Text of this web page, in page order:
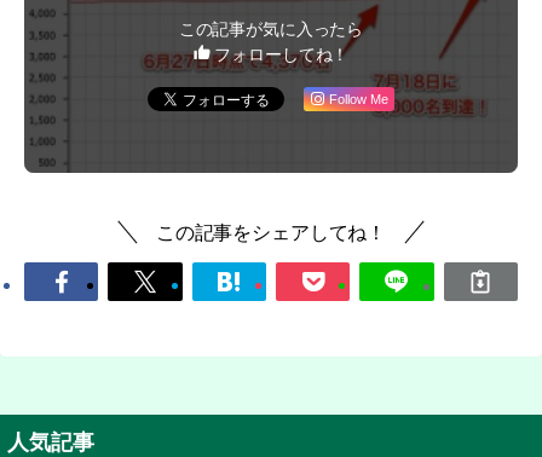
この記事が気に入ったら
フォローしてね！
Follow Me
この記事をシェアしてね！
人気記事